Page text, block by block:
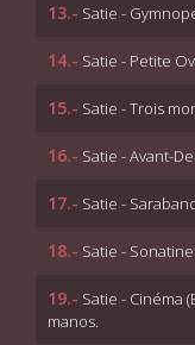
13.- Satie -
14.- Satie - Petite
15.- Satie - Trois
16.- Satie - Avant-
17.- Satie -
18.- Satie -
19.- Satie - Cinéma
manos.